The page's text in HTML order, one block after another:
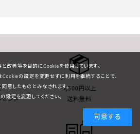
ント
4,500円以上
送料無料
改善等を目的にCookieを使用しています。
Cookieの設定を変更せずに利用を継続することで、
意したものとみなされます。
設定を変更してください。
同意する